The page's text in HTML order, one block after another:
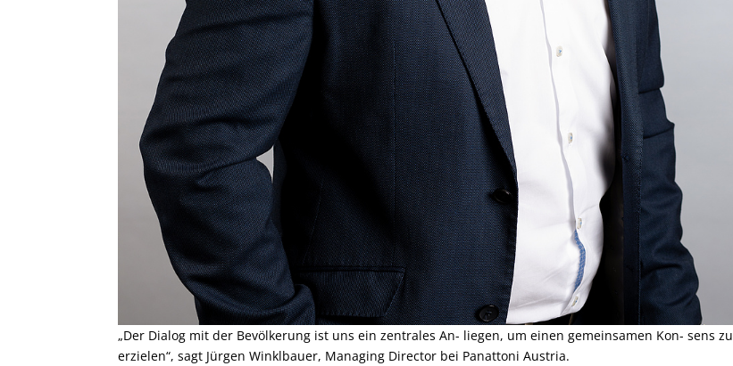
„Der Dialog mit der Bevölkerung ist uns ein zentrales An- liegen, um einen gemeinsamen Kon- sens zu
erzielen“, sagt Jürgen Winklbauer, Managing Director bei Panattoni Austria.